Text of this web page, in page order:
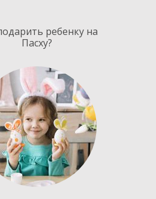
ребенку на
Пасху?